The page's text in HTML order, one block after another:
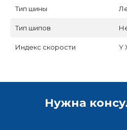
Тип шины
Тип шипов
Индекс скорости Y
Нужна